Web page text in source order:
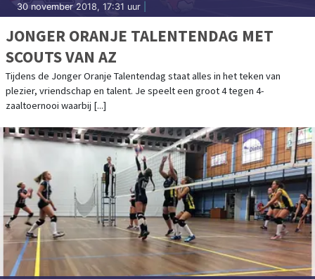
30 november 2018, 17:31 uur
JONGER ORANJE TALENTENDAG MET
SCOUTS VAN AZ
Tijdens de Jonger Oranje Talentendag staat alles in het teken van
plezier, vriendschap en talent. Je speelt een groot 4 tegen 4-
zaaltoernooi waarbij [...]